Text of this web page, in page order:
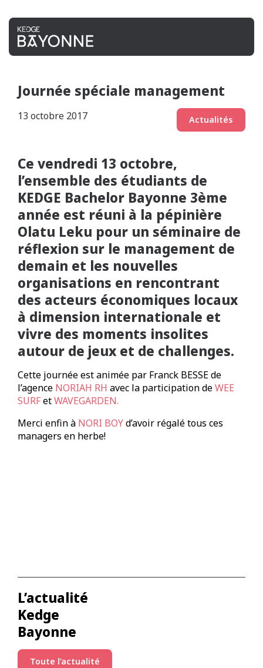
Journée spéciale management
13 octobre 2017 Actualités
Ce vendredi 13 octobre,
l’ensemble des étudiants de
KEDGE Bachelor Bayonne 3ème
année est réuni à la pépinière
Olatu Leku pour un séminaire de
réflexion sur le management de
demain et les nouvelles
organisations en rencontrant
des acteurs économiques locaux
à dimension internationale et
vivre des moments insolites
autour de jeux et de challenges.
Cette journée est animée par Franck BESSE de
l’agence NORIAH RH avec la participation deWEE
SURFetWAVEGARDEN.
Merci enfin à NORI BOYd’avoir régalé tous ces
managers en herbe!
L’actualité
Kedge
Bayonne
Toute l’actualité